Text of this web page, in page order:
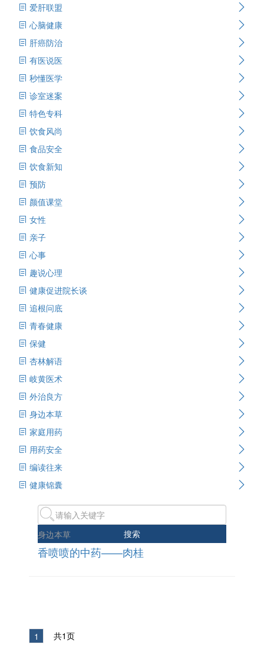
爱肝联盟
心脑健康
肝癌防治
有医说医
秒懂医学
诊室迷案
特色专科
饮食风尚
食品安全
饮食新知
预防
颜值课堂
女性
亲子
心事
趣说心理
健康促进院长谈
追根问底
青春健康
保健
杏林解语
岐黄医术
外治良方
身边本草
家庭用药
用药安全
编读往来
健康锦囊
搜索
身边本草
香喷喷的中药——肉桂
1 共1页